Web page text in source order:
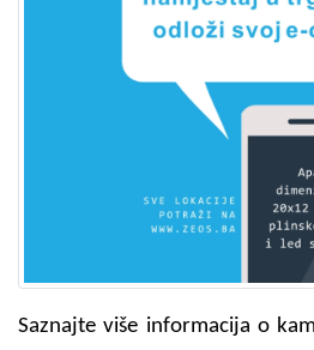
Saznajte više informacija o